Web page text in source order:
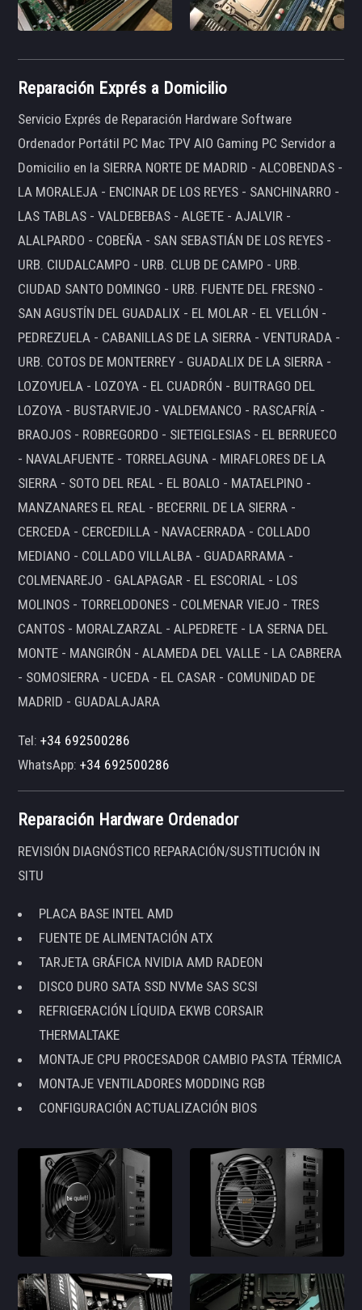
Reparación Exprés a Domicilio
Servicio Exprés de Reparación Hardware Software
Ordenador Portátil PC Mac TPV AIO Gaming PC Servidor a
Domicilio en la SIERRA NORTE DE MADRID - ALCOBENDAS -
LA MORALEJA - ENCINAR DE LOS REYES - SANCHINARRO -
LAS TABLAS - VALDEBEBAS - ALGETE - AJALVIR -
ALALPARDO - COBEÑA - SAN SEBASTIÁN DE LOS REYES -
URB. CIUDALCAMPO - URB. CLUB DE CAMPO - URB.
CIUDAD SANTO DOMINGO - URB. FUENTE DEL FRESNO -
SAN AGUSTÍN DEL GUADALIX - EL MOLAR - EL VELLÓN -
PEDREZUELA - CABANILLAS DE LA SIERRA - VENTURADA -
URB. COTOS DE MONTERREY - GUADALIX DE LA SIERRA -
LOZOYUELA - LOZOYA - EL CUADRÓN - BUITRAGO DEL
LOZOYA - BUSTARVIEJO - VALDEMANCO - RASCAFRÍA -
BRAOJOS - ROBREGORDO - SIETEIGLESIAS - EL BERRUECO
- NAVALAFUENTE - TORRELAGUNA - MIRAFLORES DE LA
SIERRA - SOTO DEL REAL - EL BOALO - MATAELPINO -
MANZANARES EL REAL - BECERRIL DE LA SIERRA -
CERCEDA - CERCEDILLA - NAVACERRADA - COLLADO
MEDIANO - COLLADO VILLALBA - GUADARRAMA -
COLMENAREJO - GALAPAGAR - EL ESCORIAL - LOS
MOLINOS - TORRELODONES - COLMENAR VIEJO - TRES
CANTOS - MORALZARZAL - ALPEDRETE - LA SERNA DEL
MONTE - MANGIRÓN - ALAMEDA DEL VALLE - LA CABRERA
- SOMOSIERRA - UCEDA - EL CASAR - COMUNIDAD DE
MADRID - GUADALAJARA
Tel:+34 692500286
WhatsApp:+34 692500286
Reparación Hardware Ordenador
REVISIÓN DIAGNÓSTICO REPARACIÓN/SUSTITUCIÓN IN
SITU
PLACA BASE INTEL AMD
FUENTE DE ALIMENTACIÓN ATX
TARJETA GRÁFICA NVIDIA AMD RADEON
DISCO DURO SATA SSD NVMe SAS SCSI
REFRIGERACIÓN LÍQUIDA EKWB CORSAIR
THERMALTAKE
MONTAJE CPU PROCESADOR CAMBIO PASTA TÉRMICA
MONTAJE VENTILADORES MODDING RGB
CONFIGURACIÓN ACTUALIZACIÓN BIOS